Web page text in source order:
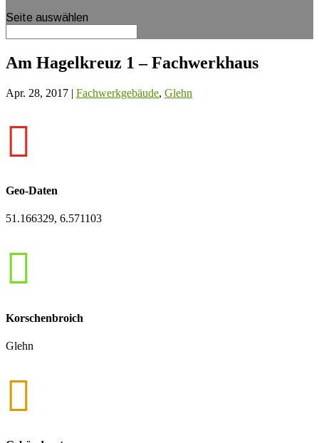
Seite auswählen
Am Hagelkreuz 1 – Fachwerkhaus
Apr. 28, 2017 | Fachwerkgebäude, Glehn

Geo-Daten
51.166329, 6.571103

Korschenbroich
Glehn
